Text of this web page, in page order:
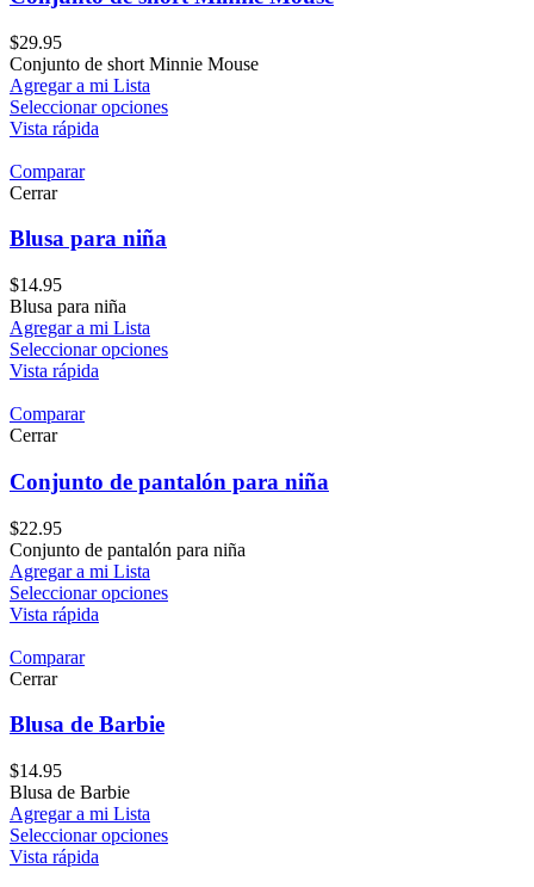
$29.95
Conjunto de short Minnie Mouse
Agregar a mi Lista
Seleccionar opciones
Vista rápida
Comparar
Cerrar
Blusa para niña
$14.95
Blusa para niña
Agregar a mi Lista
Seleccionar opciones
Vista rápida
Comparar
Cerrar
Conjunto de pantalón para niña
$22.95
Conjunto de pantalón para niña
Agregar a mi Lista
Seleccionar opciones
Vista rápida
Comparar
Cerrar
Blusa de Barbie
$14.95
Blusa de Barbie
Agregar a mi Lista
Seleccionar opciones
Vista rápida